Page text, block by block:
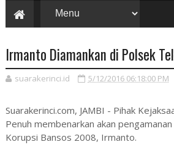
Irmanto Diamankan di Polsek
suarakerinci.id 5/12/2016 06:18:00 PM
Suarakerinci.com, JAMBI - Pihak
Penuh membenarkan akan
Korupsi Bansos 2008, Irmanto.